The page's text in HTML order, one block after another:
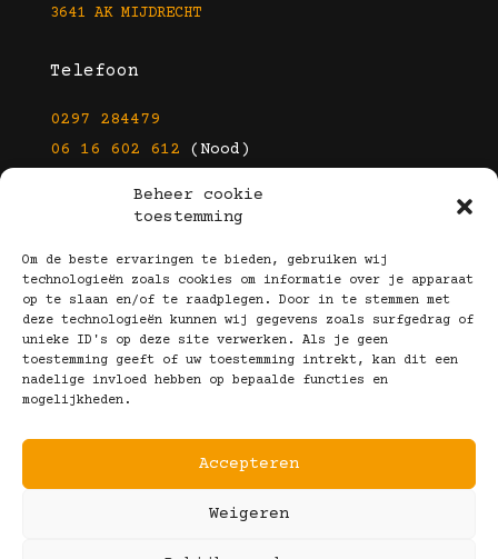
Beheer cookie
toestemming
Om de beste ervaringen te bieden, gebruiken wij
technologieën zoals cookies om informatie over je apparaat
op te slaan en/of te raadplegen. Door in te stemmen met
deze technologieën kunnen wij gegevens zoals surfgedrag of
unieke ID's op deze site verwerken. Als je geen
toestemming geeft of uw toestemming intrekt, kan dit een
nadelige invloed hebben op bepaalde functies en
mogelijkheden.
Accepteren
Weigeren
3641 AK MIJDRECHT
Telefoon
0297 284479
06 16 602 612 (Nood)
info@kootbrillen.nl
Volg Ons!
Copyright © 2025 Koot Brillen
Algemene Voorwaarden